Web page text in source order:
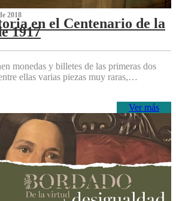
2018
en el Centenario de la
1917
monedas y billetes de las primeras dos
ellas varias piezas muy raras,…
Ver más